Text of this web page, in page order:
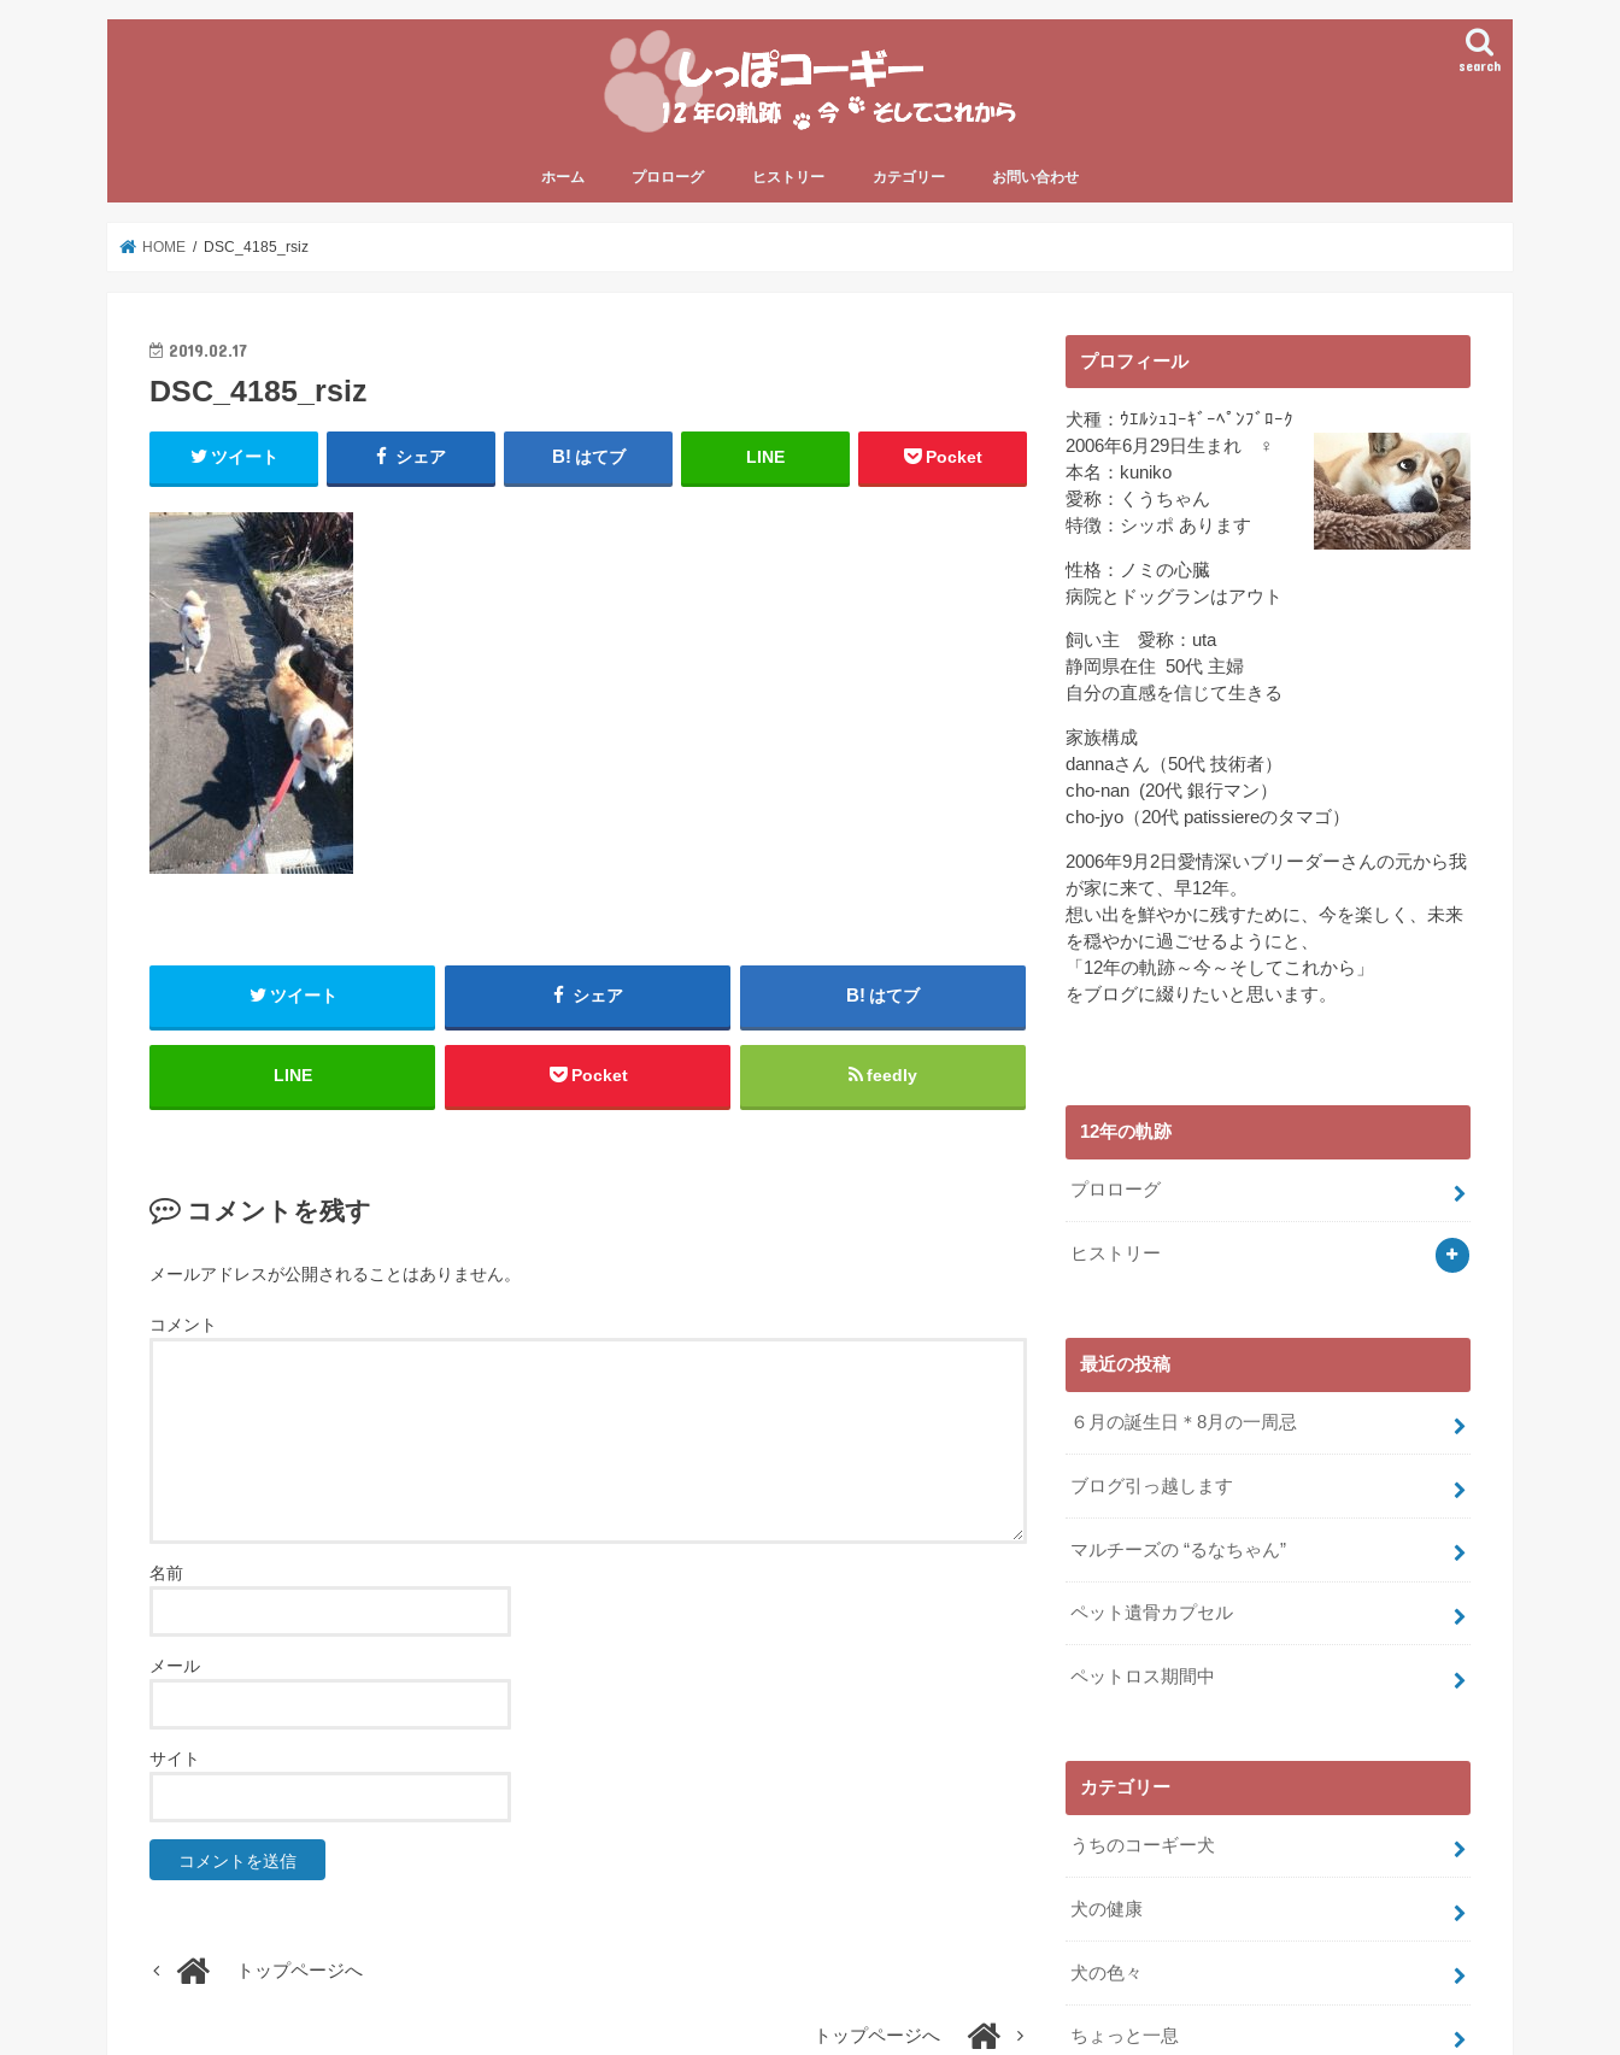
search
ホーム プロローグ ヒストリー カテゴリー お問い合わせ
HOME DSC_4185_rsiz
2019.02.17
DSC_4185_rsiz
ツイート シェア はてブ LINE Pocket
ツイート シェア はてブ
LINE Pocket feedly
コメントを残す
メールアドレスが公開されることはありません。
コメント
名前
メール
サイト
トップページへ
トップページへ
プロフィール
犬種：ｳｴﾙｼｭｺｰｷﾞｰﾍﾟﾝﾌﾞﾛｰｸ
2006年6月29日生まれ ♀
本名：kuniko
愛称：くうちゃん
特徴：シッポ あります
性格：ノミの心臓
病院とドッグランはアウト
飼い主 愛称：uta
静岡県在住 50代 主婦
自分の直感を信じて生きる
家族構成
dannaさん（50代 技術者）
cho-nan (20代 銀行マン）
cho-jyo（20代 patissiereのタマゴ）
2006年9月2日愛情深いブリーダーさんの元から我
が家に来て、早12年。
想い出を鮮やかに残すために、今を楽しく、未来
を穏やかに過ごせるようにと、
「12年の軌跡～今～そしてこれから」
をブログに綴りたいと思います。
12年の軌跡
プロローグ
ヒストリー
最近の投稿
６月の誕生日＊8月の一周忌
ブログ引っ越します
マルチーズの “るなちゃん”
ペット遺骨カプセル
ペットロス期間中
カテゴリー
うちのコーギー犬
犬の健康
犬の色々
ちょっと一息